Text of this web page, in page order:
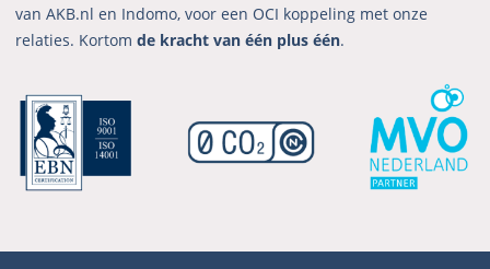
van AKB.nl en Indomo, voor een OCI koppeling met onze
relaties. Kortomde kracht van één plus één.